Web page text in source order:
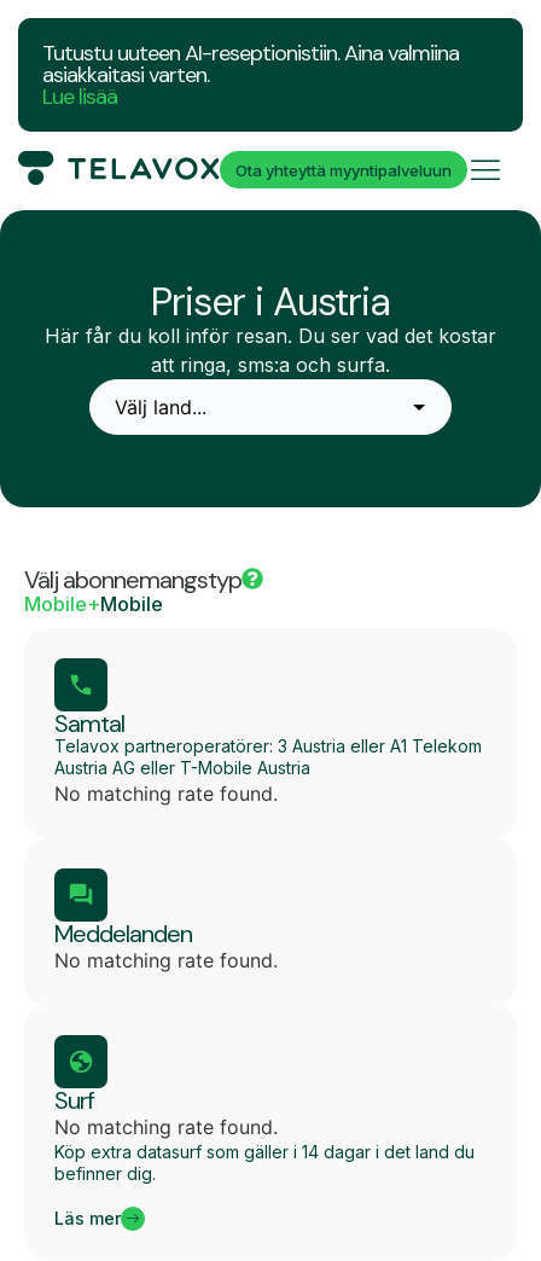
Tutustu uuteen AI-reseptionistiin. Aina valmiina
asiakkaitasi varten.
Lue lisää
Ota yhteyttä myyntipalveluun
Priser i Austria
Här får du koll inför resan. Du ser vad det kostar
att ringa, sms:a och surfa.
Välj abonnemangstyp
Mobile+Mobile
Samtal
Telavox partneroperatörer: 3 Austria eller A1 Telekom
Austria AG eller T-Mobile Austria
No matching rate found.
Meddelanden
No matching rate found.
Surf
No matching rate found.
Köp extra datasurf som gäller i 14 dagar i det land du
befinner dig.
Läs mer